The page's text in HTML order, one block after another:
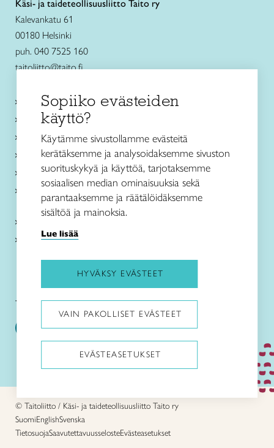
Käsi- ja taideteollisuusliitto Taito ry
Kalevankatu 61
00180 Helsinki
puh. 040 7525 160
taitoliitto@taito.fi
Käsityökurssit ja koulutus
Ajankohtaista
Käsityöohjeet
Me olemme Taito
Paikallinen toiminta
Verkkokaupat
Kirjaudu Arviin
Kirjaudu Taitocampukseen
Taitoliitto: Taito-lehti:
© Taitoliitto / Käsi- ja taideteollisuusliitto Taito ry
SuomiEnglishSvenska
TietosuojaSaavutettavuusselosteEvästeasetukset
Sopiiko evästeiden
käyttö?
Käytämme sivustollamme evästeitä
kerätäksemme ja analysoidaksemme sivuston
suorituskykyä ja käyttöä, tarjotaksemme
sosiaalisen median ominaisuuksia sekä
parantaaksemme ja räätälöidäksemme
sisältöä ja mainoksia.
Lue lisää
HYVÄKSY EVÄSTEET
VAIN PAKOLLISET EVÄSTEET
EVÄSTEASETUKSET